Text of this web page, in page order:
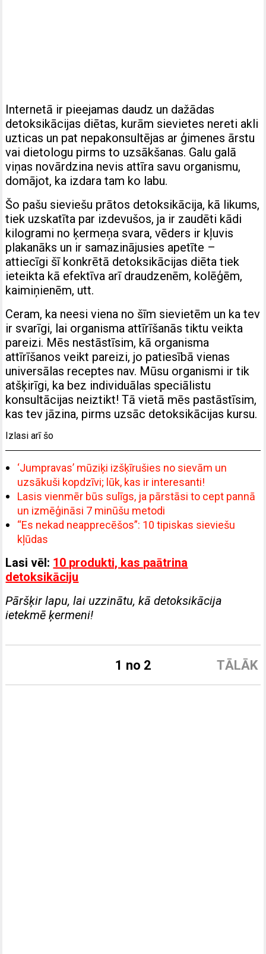
Internetā ir pieejamas daudz un dažādas
detoksikācijas diētas, kurām sievietes nereti akli
uzticas un pat nepakonsultējas ar ģimenes ārstu
vai dietologu pirms to uzsākšanas. Galu galā
viņas novārdzina nevis attīra savu organismu,
domājot, ka izdara tam ko labu.
Šo pašu sieviešu prātos detoksikācija, kā likums,
tiek uzskatīta par izdevušos, ja ir zaudēti kādi
kilogrami no ķermeņa svara, vēders ir kļuvis
plakanāks un ir samazinājusies apetīte –
attiecīgi šī konkrētā detoksikācijas diēta tiek
ieteikta kā efektīva arī draudzenēm, kolēģēm,
kaimiņienēm, utt.
Ceram, ka neesi viena no šīm sievietēm un ka tev
ir svarīgi, lai organisma attīrīšanās tiktu veikta
pareizi. Mēs nestāstīsim, kā organisma
attīrīšanos veikt pareizi, jo patiesībā vienas
universālas receptes nav. Mūsu organismi ir tik
atšķirīgi, ka bez individuālas speciālistu
konsultācijas neiztikt! Tā vietā mēs pastāstīsim,
kas tev jāzina, pirms uzsāc detoksikācijas kursu.
Izlasi arī šo
‘Jumpravas’ mūziķi izšķīrušies no sievām un
uzsākuši kopdzīvi; lūk, kas ir interesanti!
Lasis vienmēr būs sulīgs, ja pārstāsi to cept pannā
un izmēģināsi 7 minūšu metodi
“Es nekad neapprecēšos”: 10 tipiskas sieviešu
kļūdas
Lasi vēl: 10 produkti, kas paātrina
detoksikāciju
Pāršķir lapu, lai uzzinātu, kā detoksikācija
ietekmē ķermeni!
TĀLĀK
1 no 2